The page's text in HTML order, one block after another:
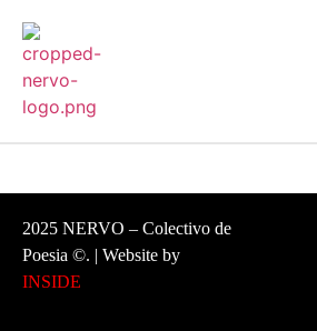
2025 NERVO – Colectivo de
Poesia ©. | Website by
INSIDE